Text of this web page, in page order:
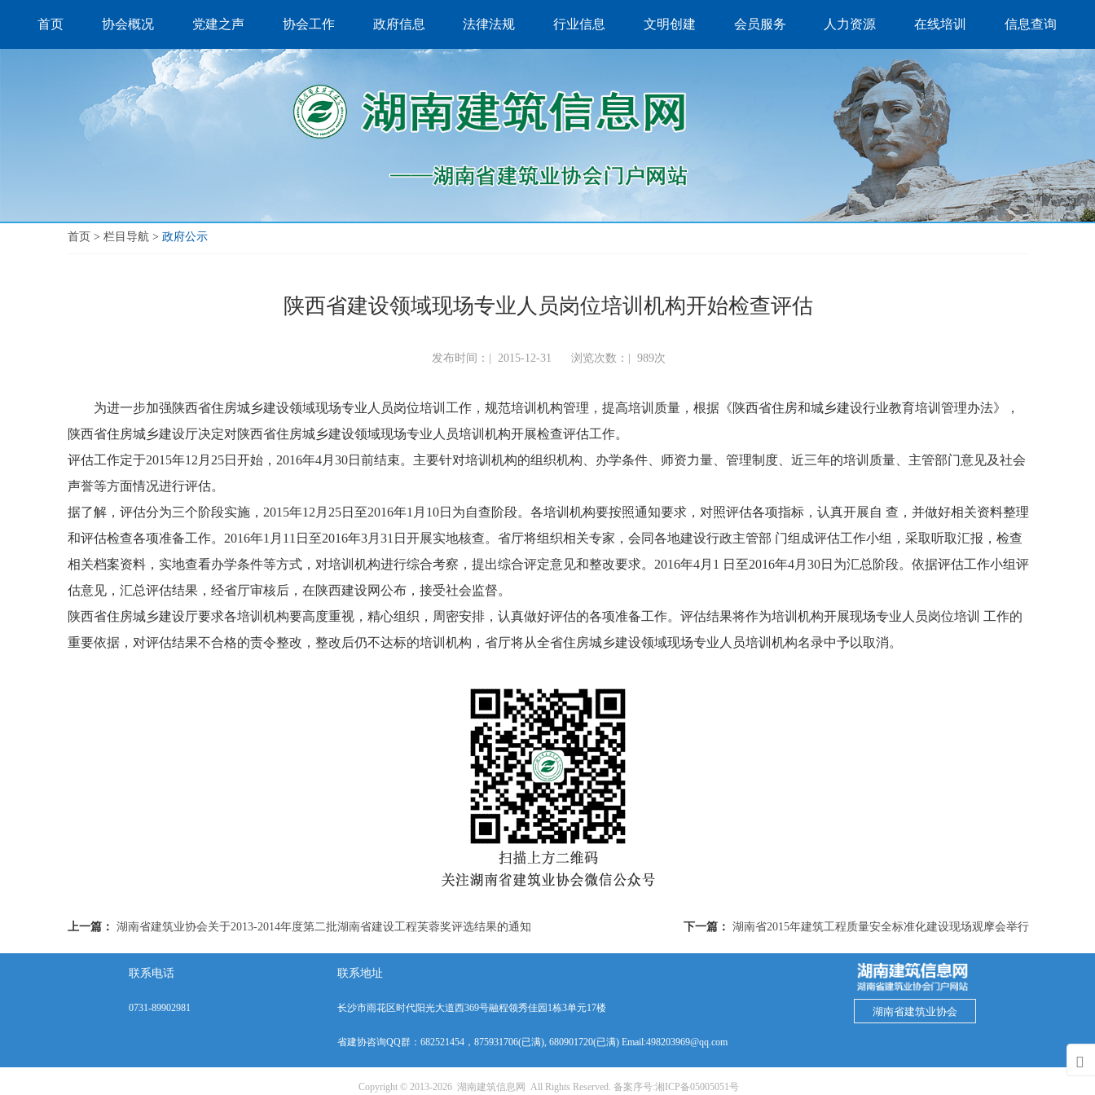
首页 协会概况 党建之声 协会工作 政府信息 法律法规 行业信息 文明创建 会员服务 人力资源 在线培训 信息查询
首页 > 栏目导航 > 政府公示
陕西省建设领域现场专业人员岗位培训机构开始检查评估
发布时间：| 2015-12-31 浏览次数：| 989次
为进一步加强陕西省住房城乡建设领域现场专业人员岗位培训工作，规范培训机构管理，提高培训质量，根据《陕西省住房和城乡建设行业教育培训管理办法》，
陕西省住房城乡建设厅决定对陕西省住房城乡建设领域现场专业人员培训机构开展检查评估工作。
评估工作定于2015年12月25日开始，2016年4月30日前结束。主要针对培训机构的组织机构、办学条件、师资力量、管理制度、近三年的培训质量、主管部门意见及社会
声誉等方面情况进行评估。
据了解，评估分为三个阶段实施，2015年12月25日至2016年1月10日为自查阶段。各培训机构要按照通知要求，对照评估各项指标，认真开展自 查，并做好相关资料整理
和评估检查各项准备工作。2016年1月11日至2016年3月31日开展实地核查。省厅将组织相关专家，会同各地建设行政主管部 门组成评估工作小组，采取听取汇报，检查
相关档案资料，实地查看办学条件等方式，对培训机构进行综合考察，提出综合评定意见和整改要求。2016年4月1 日至2016年4月30日为汇总阶段。依据评估工作小组评
估意见，汇总评估结果，经省厅审核后，在陕西建设网公布，接受社会监督。
陕西省住房城乡建设厅要求各培训机构要高度重视，精心组织，周密安排，认真做好评估的各项准备工作。评估结果将作为培训机构开展现场专业人员岗位培训 工作的
重要依据，对评估结果不合格的责令整改，整改后仍不达标的培训机构，省厅将从全省住房城乡建设领域现场专业人员培训机构名录中予以取消。
上一篇： 湖南省建筑业协会关于2013-2014年度第二批湖南省建设工程芙蓉奖评选结果的通知 下一篇： 湖南省2015年建筑工程质量安全标准化建设现场观摩会举行
联系电话
0731-89902981
联系地址
长沙市雨花区时代阳光大道西369号融程领秀佳园1栋3单元17楼
省建协咨询QQ群：682521454，875931706(已满), 680901720(已满) Email:498203969@qq.com
湖南省建筑业协会
Copyright © 2013-2026 湖南建筑信息网 All Rights Reserved. 备案序号:湘ICP备05005051号
